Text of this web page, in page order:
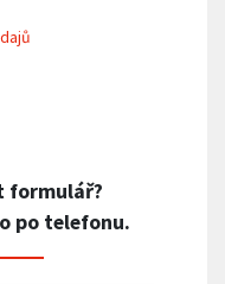
formulář?
po telefonu.